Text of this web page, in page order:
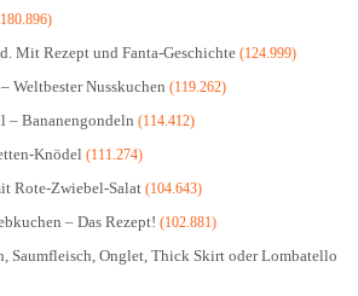
Mit Rezept und Fanta-Geschichte (124.999)
Weltbester Nusskuchen (119.262)
– Bananengondeln (114.412)
Knödel (111.274)
Rote-Zwiebel-Salat (104.643)
– Das Rezept! (102.881)
Saumfleisch, Onglet, Thick Skirt oder Lombatello